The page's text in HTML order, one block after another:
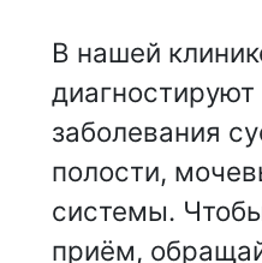
В нашей
диагностируют
заболевания
полости,
системы.
приём,